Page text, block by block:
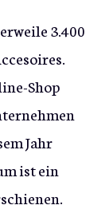
3.400
Shop
Jahr
ist ein